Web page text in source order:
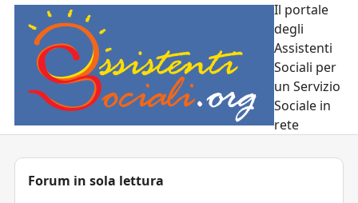
Il portale
degli
Assistenti
Sociali per
un Servizio
Sociale in
rete
Forum in sola lettura